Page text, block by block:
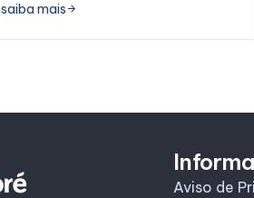
saiba mais arrow_forward
Aviso de